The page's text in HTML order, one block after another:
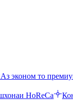
Аз эконом то
HoReCa